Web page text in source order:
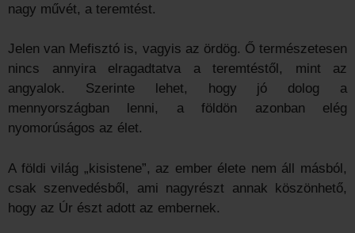
nagy művét, a teremtést.
Jelen van Mefisztó is, vagyis az ördög. Ő természetesen
nincs annyira elragadtatva a teremtéstől, mint az
angyalok. Szerinte lehet, hogy jó dolog a
mennyországban lenni, a földön azonban elég
nyomorúságos az élet.
A földi világ „kisistene”, az ember élete nem áll másból,
csak szenvedésből, ami nagyrészt annak köszönhető,
hogy az Úr észt adott az embernek.